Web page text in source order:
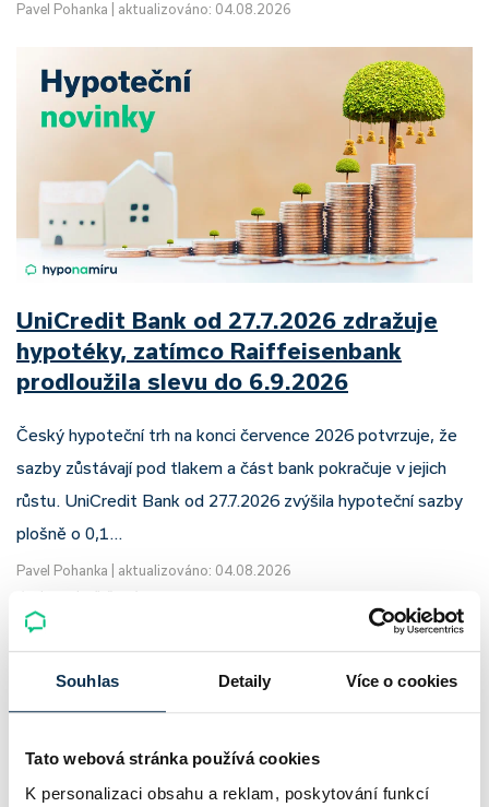
Souhlas Detaily Více o cookies
Tato webová stránka používá cookies
K personalizaci obsahu a reklam, poskytování funkcí
Pavel Pohanka aktualizováno: 04.08.2026
UniCredit Bank od 27.7.2026 zdražuje
hypotéky, zatímco Raiffeisenbank
prodloužila slevu do 6.9.2026
Český hypoteční trh na konci července 2026 potvrzuje, že
sazby zůstávají pod tlakem a část bank pokračuje v jejich
růstu. UniCredit Bank od 27.7.2026 zvýšila hypoteční sazby
plošně o 0,1…
Pavel Pohanka
aktualizováno: 04.08.2026
4 minuty k přečtení